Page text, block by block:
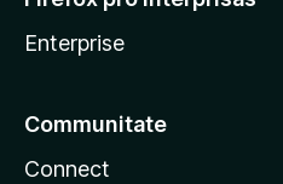
Enterprise
Communitate
Connect